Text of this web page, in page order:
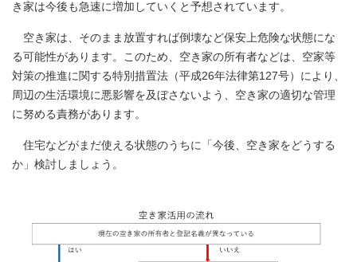
き家は今後も急速に増加していくと予想されています。
空き家は、そのまま放置すれば倒壊など保安上危険な状態にな
る可能性があります。このため、空き家の所有者などは、空家等
対策の推進に関する特別措置法（平成26年法律第127号）により、
周辺の生活環境に悪影響を及ぼさないよう、空き家の適切な管理
に努める責務があります。
住宅などがまだ使える状態のうちに「今後、空き家をどうする
か」検討しましょう。